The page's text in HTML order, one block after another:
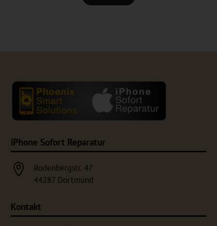
iPhone Sofort Reparatur

Rodenbergstr. 47
44287 Dortmund
Kontakt